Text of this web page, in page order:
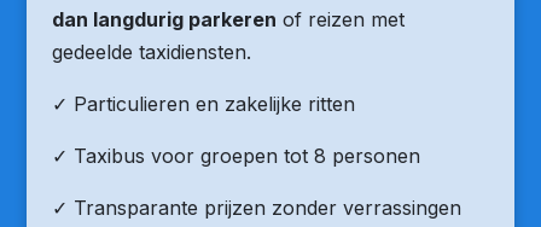
dan langdurig parkeren of reizen met
gedeelde taxidiensten.
✓ Particulieren en zakelijke ritten
✓ Taxibus voor groepen tot 8 personen
✓ Transparante prijzen zonder verrassingen